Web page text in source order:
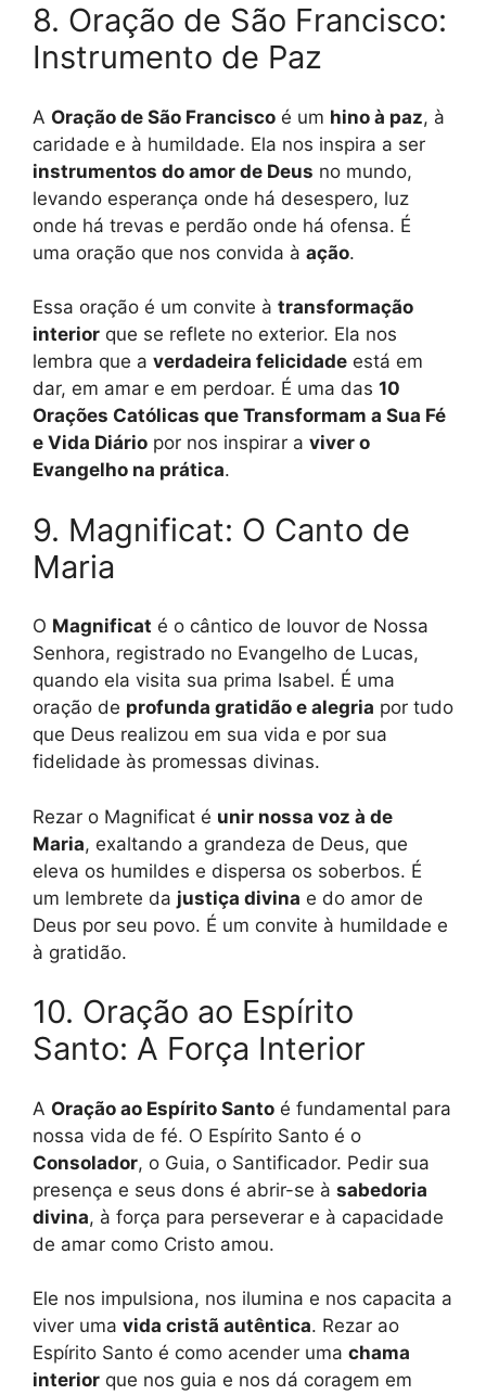
8. Oração de São Francisco:
Instrumento de Paz
A Oração de São Francisco é um hino à paz, à
caridade e à humildade. Ela nos inspira a ser
instrumentos do amor de Deus no mundo,
levando esperança onde há desespero, luz
onde há trevas e perdão onde há ofensa. É
uma oração que nos convida à ação.
Essa oração é um convite à transformação
interior que se reflete no exterior. Ela nos
lembra que a verdadeira felicidade está em
dar, em amar e em perdoar. É uma das 10
Orações Católicas que Transformam a Sua Fé
e Vida Diário por nos inspirar a viver o
Evangelho na prática.
9. Magnificat: O Canto de
Maria
O Magnificat é o cântico de louvor de Nossa
Senhora, registrado no Evangelho de Lucas,
quando ela visita sua prima Isabel. É uma
oração de profunda gratidão e alegria por tudo
que Deus realizou em sua vida e por sua
fidelidade às promessas divinas.
Rezar o Magnificat é unir nossa voz à de
Maria, exaltando a grandeza de Deus, que
eleva os humildes e dispersa os soberbos. É
um lembrete da justiça divina e do amor de
Deus por seu povo. É um convite à humildade e
à gratidão.
10. Oração ao Espírito
Santo: A Força Interior
A Oração ao Espírito Santo é fundamental para
nossa vida de fé. O Espírito Santo é o
Consolador, o Guia, o Santificador. Pedir sua
presença e seus dons é abrir-se à sabedoria
divina, à força para perseverar e à capacidade
de amar como Cristo amou.
Ele nos impulsiona, nos ilumina e nos capacita a
viver uma vida cristã autêntica. Rezar ao
Espírito Santo é como acender uma chama
interior que nos guia e nos dá coragem em